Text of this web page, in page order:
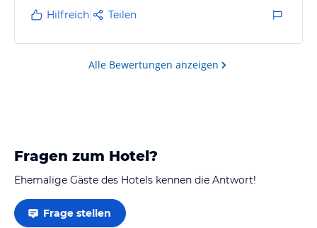
waren!Hilfreich Teilen
Alle Bewertungen anzeigen
Fragen zum Hotel?
Ehemalige Gäste des Hotels kennen die Antwort!
Frage stellen